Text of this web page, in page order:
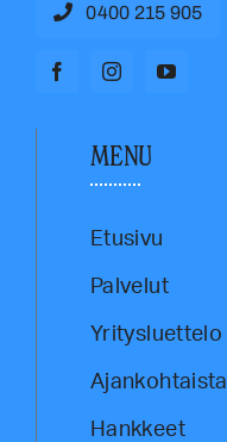
0400 215 905
MENU
Etusivu
Palvelut
Yritysluettelo
Ajankohtaista
Hankkeet